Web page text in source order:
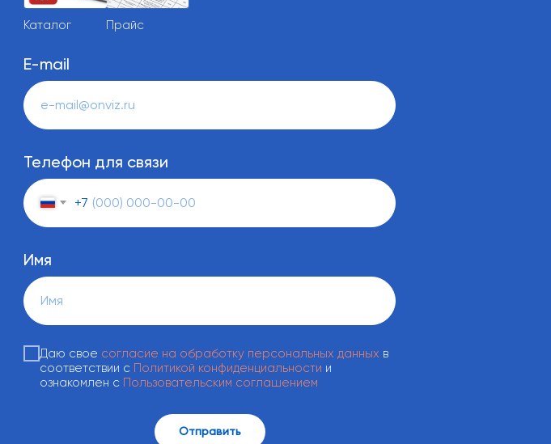
Каталог Прайс
E-mail
Телефон для связи
+7
Имя
Даю свое согласие на обработку персональных данных в
соответствии с Политикой конфиденциальности и
ознакомлен с Пользовательским соглашением
Отправить